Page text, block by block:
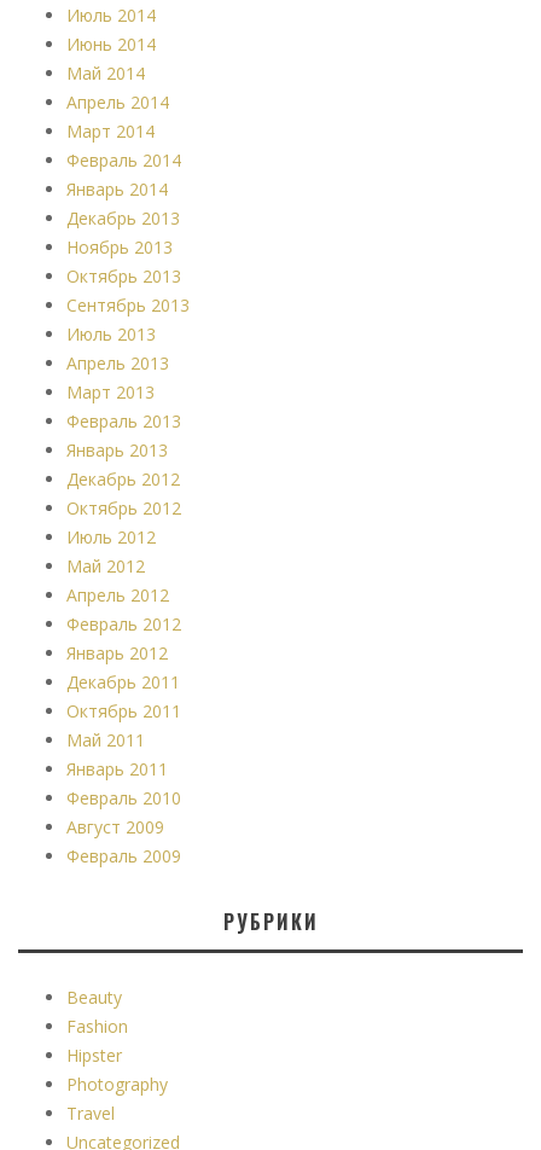
Июль 2014
Июнь 2014
Май 2014
Апрель 2014
Март 2014
Февраль 2014
Январь 2014
Декабрь 2013
Ноябрь 2013
Октябрь 2013
Сентябрь 2013
Июль 2013
Апрель 2013
Март 2013
Февраль 2013
Январь 2013
Декабрь 2012
Октябрь 2012
Июль 2012
Май 2012
Апрель 2012
Февраль 2012
Январь 2012
Декабрь 2011
Октябрь 2011
Май 2011
Январь 2011
Февраль 2010
Август 2009
Февраль 2009
РУБРИКИ
Beauty
Fashion
Hipster
Photography
Travel
Uncategorized